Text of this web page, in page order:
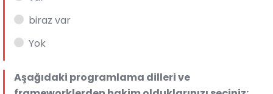
biraz var
Yok
Aşağıdaki programlama dilleri ve